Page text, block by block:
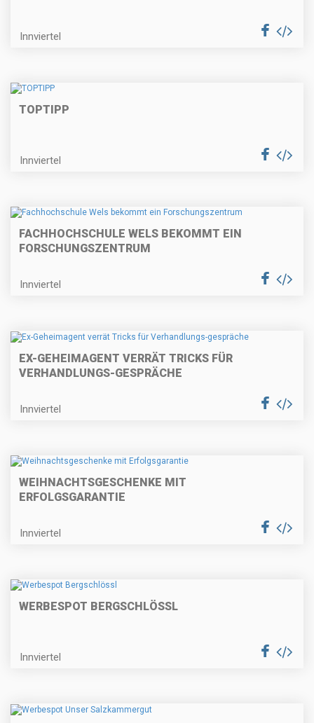
Innviertel
TOPTIPP
Innviertel
FACHHOCHSCHULE WELS BEKOMMT EIN
FORSCHUNGSZENTRUM
Innviertel
EX-GEHEIMAGENT VERRÄT TRICKS FÜR
VERHANDLUNGS-GESPRÄCHE
Innviertel
WEIHNACHTSGESCHENKE MIT
ERFOLGSGARANTIE
Innviertel
WERBESPOT BERGSCHLÖSSL
Innviertel